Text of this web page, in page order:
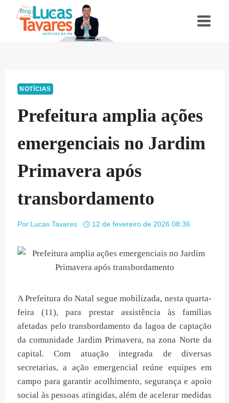
NOTÍCIAS
Prefeitura amplia ações
emergenciais no Jardim
Primavera após
transbordamento
Por Lucas Tavares 12 de fevereiro de 2026 08:36
A Prefeitura do Natal segue mobilizada, nesta quarta-
feira (11), para prestar assistência às famílias
afetadas pelo transbordamento da lagoa de captação
da comunidade Jardim Primavera, na zona Norte da
capital. Com atuação integrada de diversas
secretarias, a ação emergencial reúne equipes em
campo para garantir acolhimento, segurança e apoio
social às pessoas atingidas, além de acelerar medidas